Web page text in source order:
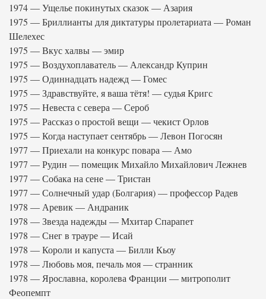
1974 — Ущелье покинутых сказок — Азария
1975 — Бриллианты для диктатуры пролетариата — Роман
Шелехес
1975 — Вкус халвы — эмир
1975 — Воздухоплаватель — Александр Куприн
1975 — Одиннадцать надежд — Гомес
1975 — Здравствуйте, я ваша тётя! — судья Кригс
1975 — Невеста с севера — Сероб
1975 — Рассказ о простой вещи — чекист Орлов
1975 — Когда наступает сентябрь — Левон Погосян
1977 — Приехали на конкурс повара — Амо
1977 — Рудин — помещик Михайло Михайлович Лежнев
1977 — Собака на сене — Тристан
1977 — Солнечный удар (Болгария) — профессор Радев
1978 — Аревик — Андраник
1978 — Звезда надежды — Мхитар Спарапет
1978 — Снег в трауре — Исай
1978 — Короли и капуста — Билли Кьоу
1978 — Любовь моя, печаль моя — странник
1978 — Ярославна, королева Франции — митрополит
Феопемпт